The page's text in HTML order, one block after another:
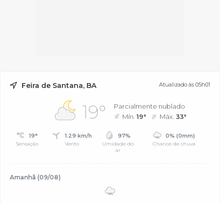
Feira de Santana, BA Atualizado às 05h01
19°
Parcialmente nublado
Mín.19° Máx.33°
19°
Sensação
1.29 km/h
Vento
97%
Umidade do
ar
0% (0mm)
Chance de chuva
Amanhã (09/08)